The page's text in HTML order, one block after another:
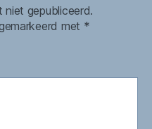
gepubliceerd.
met *